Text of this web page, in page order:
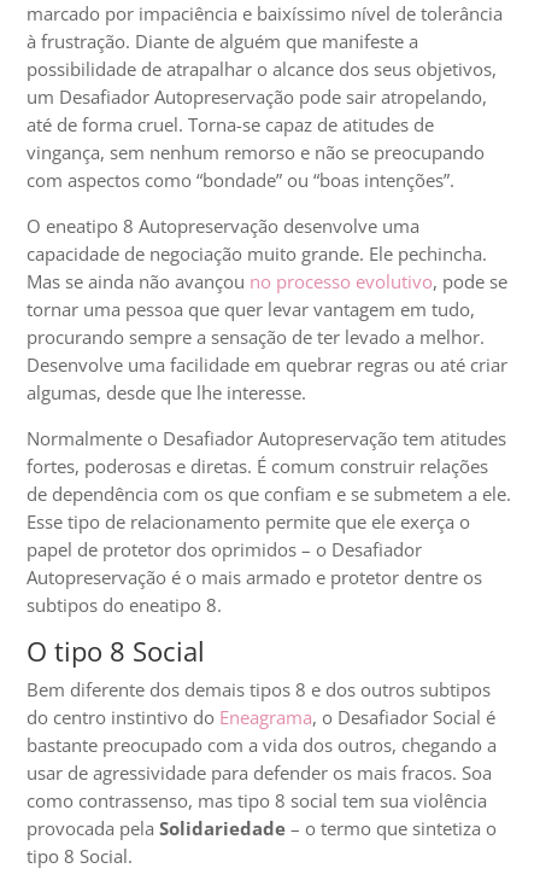
marcado por impaciência e baixíssimo nível de tolerância
à frustração. Diante de alguém que manifeste a
possibilidade de atrapalhar o alcance dos seus objetivos,
um Desafiador Autopreservação pode sair atropelando,
até de forma cruel. Torna-se capaz de atitudes de
vingança, sem nenhum remorso e não se preocupando
com aspectos como “bondade” ou “boas intenções”.
O eneatipo 8 Autopreservação desenvolve uma
capacidade de negociação muito grande. Ele pechincha.
Mas se ainda não avançou no processo evolutivo, pode se
tornar uma pessoa que quer levar vantagem em tudo,
procurando sempre a sensação de ter levado a melhor.
Desenvolve uma facilidade em quebrar regras ou até criar
algumas, desde que lhe interesse.
Normalmente o Desafiador Autopreservação tem atitudes
fortes, poderosas e diretas. É comum construir relações
de dependência com os que confiam e se submetem a ele.
Esse tipo de relacionamento permite que ele exerça o
papel de protetor dos oprimidos – o Desafiador
Autopreservação é o mais armado e protetor dentre os
subtipos do eneatipo 8.
O tipo 8 Social
Bem diferente dos demais tipos 8 e dos outros subtipos
do centro instintivo do Eneagrama, o Desafiador Social é
bastante preocupado com a vida dos outros, chegando a
usar de agressividade para defender os mais fracos. Soa
como contrassenso, mas tipo 8 social tem sua violência
provocada pelaSolidariedade – o termo que sintetiza o
tipo 8 Social.